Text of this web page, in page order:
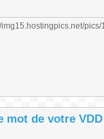
mot de votre VDD